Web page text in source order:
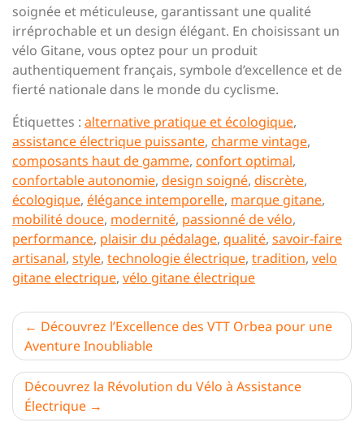
soignée et méticuleuse, garantissant une qualité
irréprochable et un design élégant. En choisissant un
vélo Gitane, vous optez pour un produit
authentiquement français, symbole d’excellence et de
fierté nationale dans le monde du cyclisme.
Étiquettes : alternative pratique et écologique,
assistance électrique puissante, charme vintage,
composants haut de gamme, confort optimal,
confortable autonomie, design soigné, discrète,
écologique, élégance intemporelle, marque gitane,
mobilité douce, modernité, passionné de vélo,
performance, plaisir du pédalage, qualité, savoir-faire
artisanal, style, technologie électrique, tradition, velo
gitane electrique, vélo gitane électrique
Navigation
de
l’article
Découvrez l’Excellence des VTT Orbea pour une
Aventure Inoubliable
Découvrez la Révolution du Vélo à Assistance
Électrique